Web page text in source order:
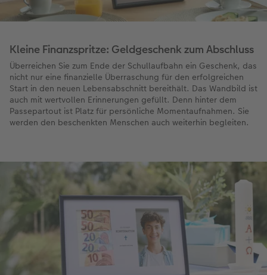
Kleine Finanzspritze: Geldgeschenk zum Abschluss
Überreichen Sie zum Ende der Schullaufbahn ein Geschenk, das
nicht nur eine finanzielle Überraschung für den erfolgreichen
Start in den neuen Lebensabschnitt bereithält. Das Wandbild ist
auch mit wertvollen Erinnerungen gefüllt. Denn hinter dem
Passepartout ist Platz für persönliche Momentaufnahmen. Sie
werden den beschenkten Menschen auch weiterhin begleiten.